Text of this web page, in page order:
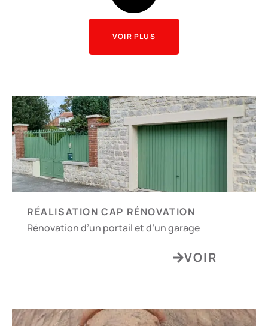
VOIR PLUS
RÉALISATION CAP RÉNOVATION
Rénovation d’un portail et d’un garage
VOIR